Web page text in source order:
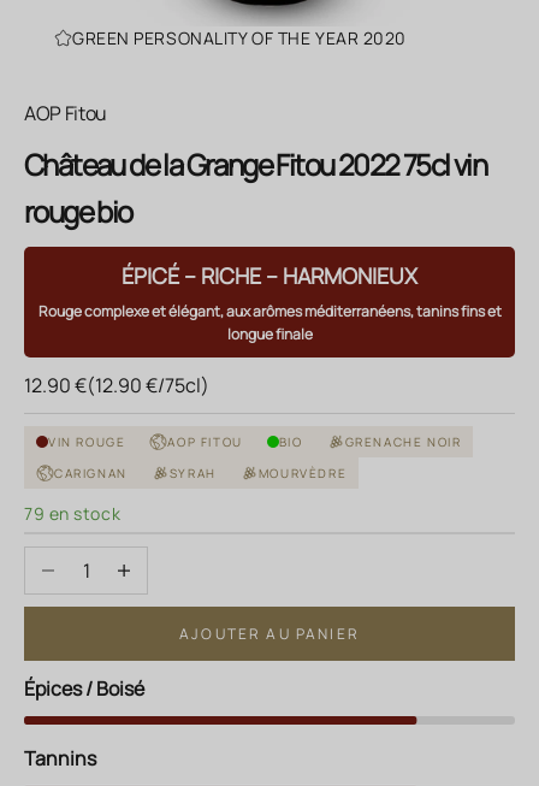
GREEN PERSONALITY OF THE YEAR 2020
AOP Fitou
Château de la Grange Fitou 2022 75cl vin
rouge bio
ÉPICÉ – RICHE – HARMONIEUX
Rouge complexe et élégant, aux arômes méditerranéens, tanins fins et
longue finale
Prix de vente
12.90 €(12.90 €/75cl)
VIN ROUGE AOP FITOU BIO
GRENACHE NOIR
CARIGNAN
SYRAH MOURVÈDRE
79 en stock
Diminuer la quantitéAugmenter la quantité
AJOUTER AU PANIER
Épices / Boisé
Tannins